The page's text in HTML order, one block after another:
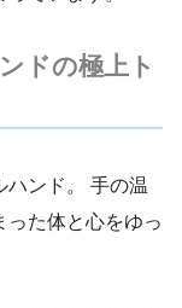
ドの極上ト
ハンド。 手の温
った体と心をゆっ